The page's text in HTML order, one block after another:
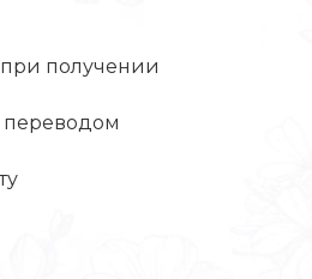
получении